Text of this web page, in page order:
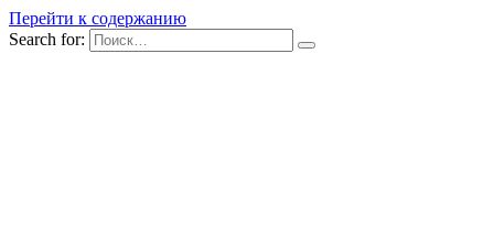
Перейти к содержанию
Search for: